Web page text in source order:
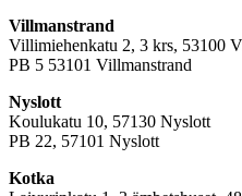
Villmanstrand
Villimiehenkatu 2, 3 krs, 53100
PB 5 53101 Villmanstrand
Nyslott
Koulukatu 10, 57130 Nyslott
PB 22, 57101 Nyslott
Kotka